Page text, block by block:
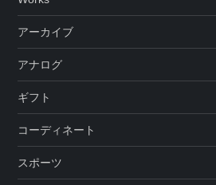
アーカイブ
アナログ
ギフト
コーディネート
スポーツ